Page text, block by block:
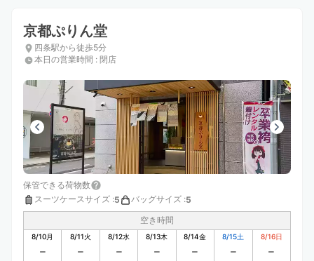
京都ぷりん堂
四条駅から徒歩5分
本日の営業時間 : 閉店
保管できる荷物数
スーツケースサイズ :5 バッグサイズ :5
空き時間
8/10月 8/11火 8/12水 8/13木 8/14金 8/15土 8/16日